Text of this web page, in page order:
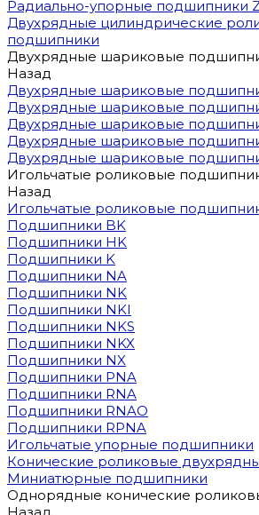
Радиально-упорные подшипники
Двухрядные цилиндрические
подшипники
Двухрядные шариковые
Назад
Двухрядные шариковые
Двухрядные шариковые
Двухрядные шариковые
Двухрядные шариковые
Двухрядные шариковые
Игольчатые роликовые
Назад
Игольчатые роликовые
Подшипники BK
Подшипники HK
Подшипники K
Подшипники NA
Подшипники NK
Подшипники NKI
Подшипники NKS
Подшипники NKX
Подшипники NX
Подшипники PNA
Подшипники RNA
Подшипники RNAO
Подшипники RPNA
Игольчатые упорные подшипники
Конические роликовые
Миниатюрные подшипники
Однорядные конические